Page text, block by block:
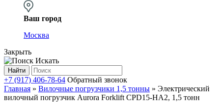
Ваш город
Москва
Закрыть
Искать
Найти
+7 (917) 406-78-64 Обратный звонок
Главная » Вилочные погрузчики 1,5 тонны » Электрический
вилочный погрузчик Aurora Forklift CPD15-HA2, 1,5 тонн